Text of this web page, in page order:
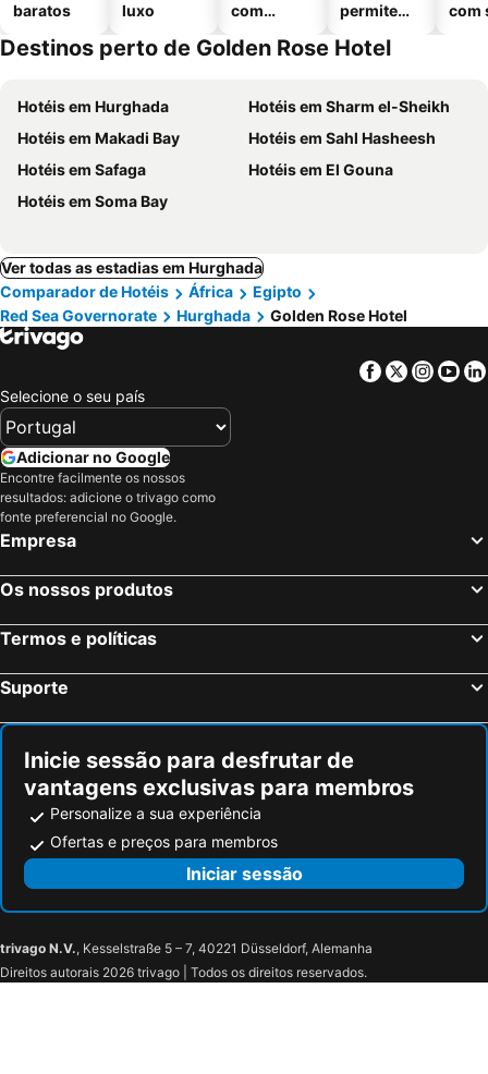
baratos
luxo
com
permitem
com
Destinos perto de Golden Rose Hotel
Hotéis em Hurghada
Hotéis em Sharm el-Sheikh
Hotéis em Makadi Bay
Hotéis em Sahl Hasheesh
Hotéis em Safaga
Hotéis em El Gouna
Hotéis em Soma Bay
Ver todas as estadias em Hurghada
Comparador de Hotéis
África
Egipto
Red Sea Governorate
Hurghada Golden Rose Hotel
Facebook
Twitter
Selecione o seu país
Adicionar no Google
Encontre facilmente os nossos
resultados: adicione o trivago como
fonte preferencial no Google.
Empresa
Os nossos produtos
Termos e políticas
Suporte
Inicie sessão para desfrutar de
vantagens exclusivas para membros
Personalize a sua experiência
Ofertas e preços para membros
Iniciar sessão
trivago N.V., Kesselstraße 5 – 7, 40221 Düsseldorf, Alemanha
Direitos autorais 2026 trivago | Todos os direitos reservados.